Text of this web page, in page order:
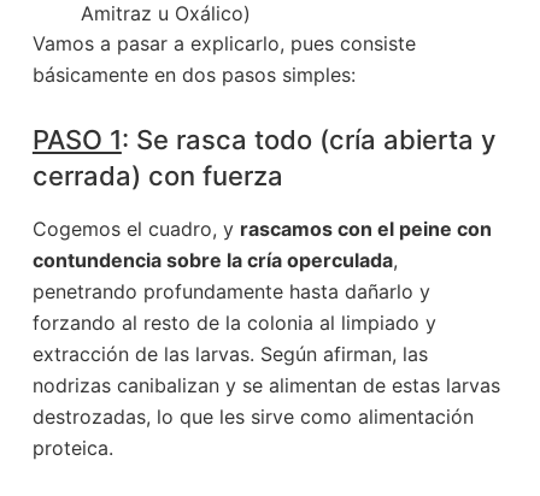
Amitraz u Oxálico)
Vamos a pasar a explicarlo, pues consiste
básicamente en dos pasos simples:
PASO 1: Se rasca todo (cría abierta y
cerrada) con fuerza
Cogemos el cuadro, y rascamos con el peine con
contundencia sobre la cría operculada,
penetrando profundamente hasta dañarlo y
forzando al resto de la colonia al limpiado y
extracción de las larvas. Según afirman, las
nodrizas canibalizan y se alimentan de estas larvas
destrozadas, lo que les sirve como alimentación
proteica.